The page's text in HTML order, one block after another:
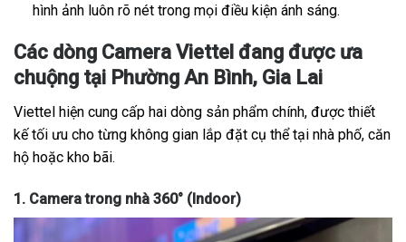
hình ảnh luôn rõ nét trong mọi điều kiện ánh sáng.
Các dòng Camera Viettel đang được ưa
chuộng tại Phường An Bình, Gia Lai
Viettel hiện cung cấp hai dòng sản phẩm chính, được thiết
kế tối ưu cho từng không gian lắp đặt cụ thể tại nhà phố, căn
hộ hoặc kho bãi.
1. Camera trong nhà 360° (Indoor)